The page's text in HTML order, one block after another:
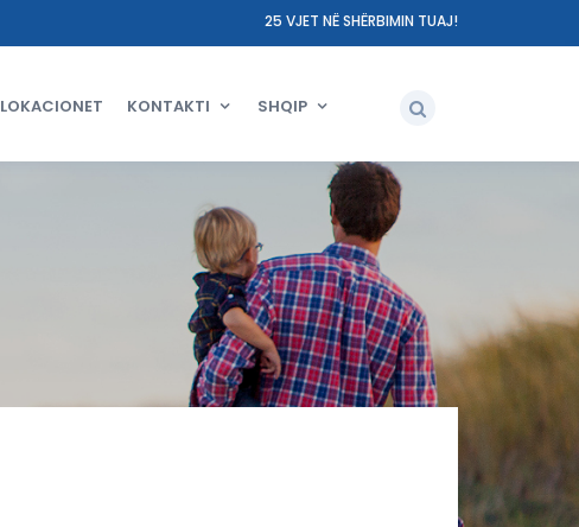
25 VJET NË SHËRBIMIN TUAJ!
LOKACIONET KONTAKTI SHQIP